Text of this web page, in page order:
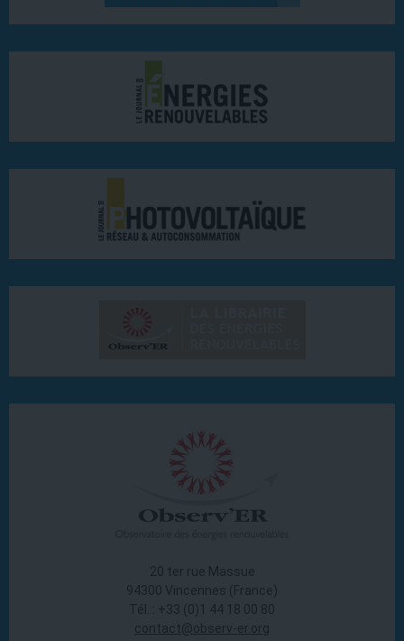
20 ter rue Massue
94300 Vincennes (France)
Tél. : +33 (0)1 44 18 00 80
contact@observ-er.org